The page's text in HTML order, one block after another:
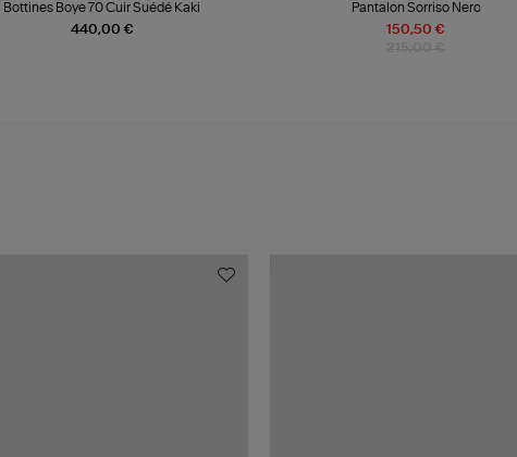
440,00 €
Bottines Boye 70 Cuir Suédé Kaki
150,50 €
Pantalon Sorriso Nero